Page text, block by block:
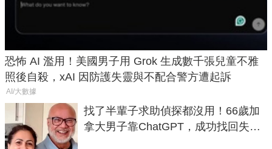
恐怖 AI 濫用！美國男子用 Grok 生成數千張兒童不雅
照後自殺，xAI 因防護失靈與不配合警方遭起訴
AI/大數據
找了半輩子求助偵探都沒用！66歲加
拿大男子靠ChatGPT，成功找回失散